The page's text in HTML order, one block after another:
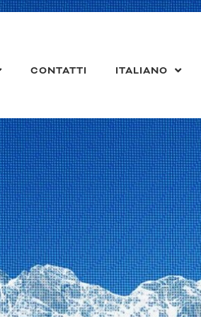
CONTATTI ITALIANO